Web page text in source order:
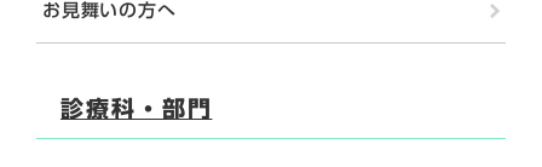
お見舞いの方へ
診療科・部門